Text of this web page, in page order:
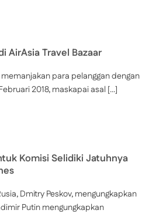
AirAsia Travel Bazaar
para pelanggan dengan
2018, maskapai asal [...]
Komisi Selidiki Jatuhnya
Dmitry Peskov, mengungkapkan
Putin mengungkapkan